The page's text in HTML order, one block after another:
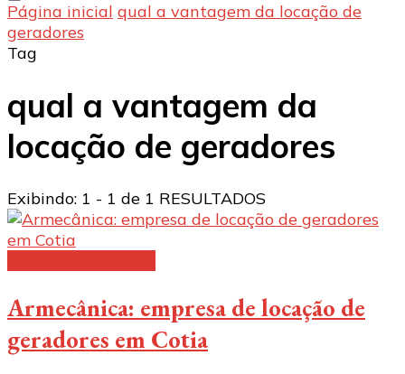
Página inicial qual a vantagem da locação de
geradores
Tag
qual a vantagem da
locação de geradores
Exibindo: 1 - 1 de 1 RESULTADOS
Armecânica: empresa de locação de
geradores em Cotia